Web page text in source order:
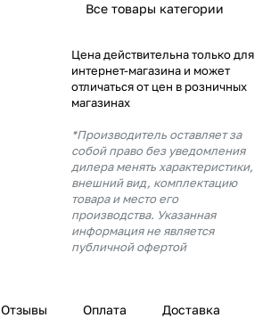
Все товары категории
Цена действительна только для
интернет-магазина и может
отличаться от цен в розничных
магазинах
*Производитель оставляет за
собой право без уведомления
дилера менять характеристики,
внешний вид, комплектацию
товара и место его
производства. Указанная
информация не является
публичной офертой
Отзывы Оплата Доставка
% будут
с вашей карты